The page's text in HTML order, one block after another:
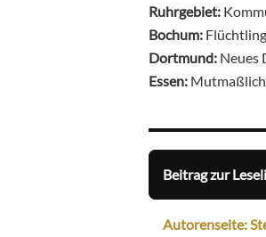
Ruhrgebiet:
Bochum:
Dortmund: Neues
Essen:
Beitrag zur
Autorenseite: